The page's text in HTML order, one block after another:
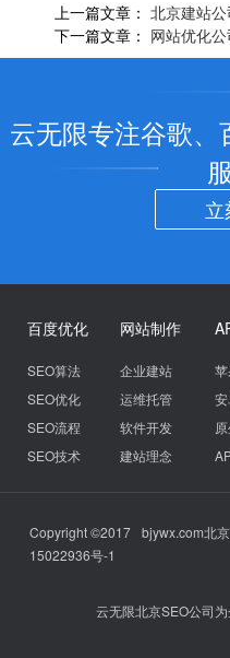
上一篇文章： 北京建站
下一篇文章： 网站优化
云无限专注谷歌
百度优化
SEO算法
SEO优化
SEO流程
SEO技术
网站制作
企业建站
运维托管
软件开发
建站理念
Copyright ©2017 bjywx.com北
15022936号-1
云无限北京SEO公司